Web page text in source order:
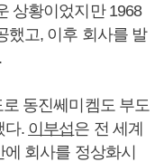
상황이었지만 1968
했고, 이후 회사를 발
동진쎄미켐도 부도
다. 이부섭은 전 세계
회사를 정상화시